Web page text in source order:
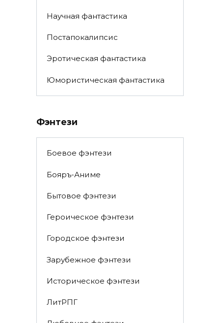
Научная фантастика
Постапокалипсис
Эротическая фантастика
Юмористическая фантастика
Фэнтези
Боевое фэнтези
Бояръ-Аниме
Бытовое фэнтези
Героическое фэнтези
Городское фэнтези
Зарубежное фэнтези
Историческое фэнтези
ЛитРПГ